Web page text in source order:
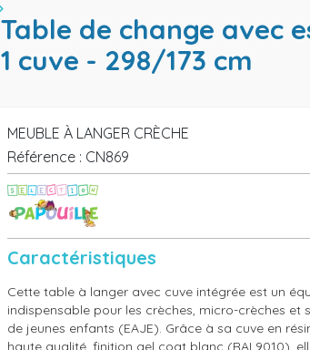
table de change avec escalier et
1 cuve - 298/173 cm
MEUBLE À LANGER CRÈCHE
Référence : CN869
Caractéristiques
Cette table à langer avec cuve intégrée est un
indispensable pour les crèches, micro-crèches et
de jeunes enfants (EAJE). Grâce à sa cuve en
haute qualité, finition gel coat blanc (RAL9010),